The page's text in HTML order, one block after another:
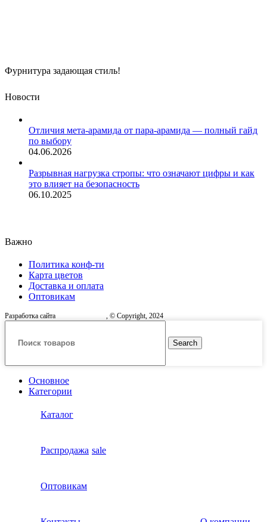
Фурнитура задающая стиль!
Новости
Отличия мета-арамида от пара-арамида — полный гайд
по выбору
04.06.2026
Разрывная нагрузка стропы: что означают цифры и как
это влияет на безопасность
06.10.2025
Важно
Политика конф-ти
Карта цветов
Доставка и оплата
Оптовикам
Разработка сайта , © Copyright, 2024
Search
Основное
Категории
Каталог
Распродажа sale
Оптовикам